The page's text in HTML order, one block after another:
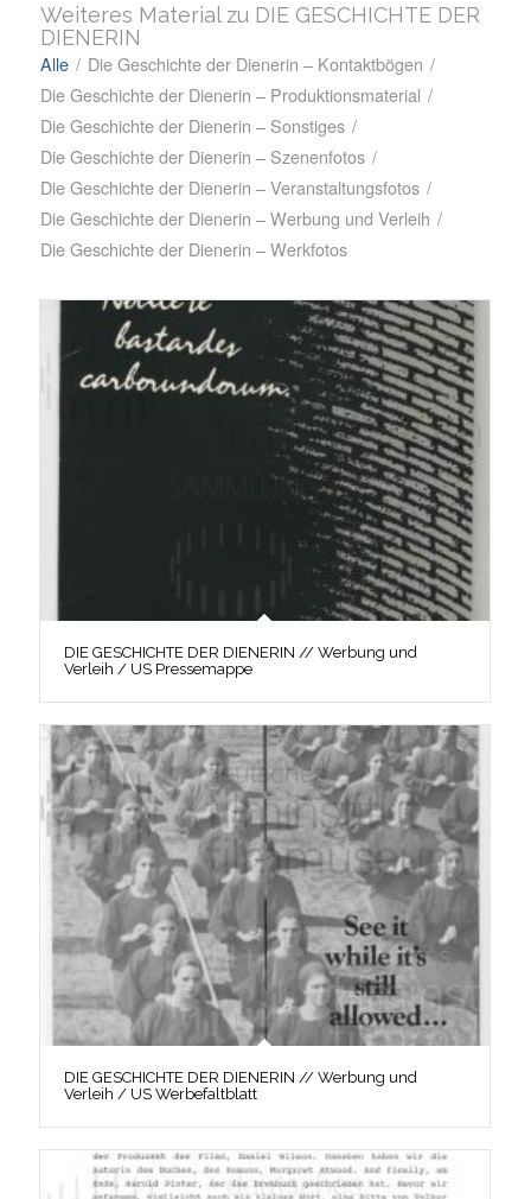
Weiteres Material zu DIE GESCHICHTE DER
DIENERIN
Alle / Die Geschichte der Dienerin – Kontaktbögen /
Die Geschichte der Dienerin – Produktionsmaterial /
Die Geschichte der Dienerin – Sonstiges /
Die Geschichte der Dienerin – Szenenfotos /
Die Geschichte der Dienerin – Veranstaltungsfotos /
Die Geschichte der Dienerin – Werbung und Verleih /
Die Geschichte der Dienerin – Werkfotos
DIE GESCHICHTE DER DIENERIN // Werbung und
Verleih / US Pressemappe
DIE GESCHICHTE DER DIENERIN // Werbung und
Verleih / US Werbefaltblatt